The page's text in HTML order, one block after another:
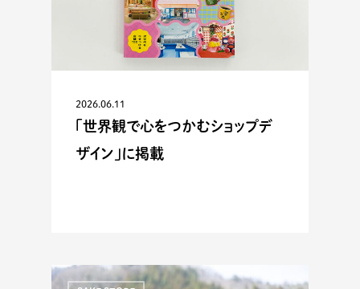
2026.06.11
「世界観で心をつかむショップデ
ザイン」に掲載